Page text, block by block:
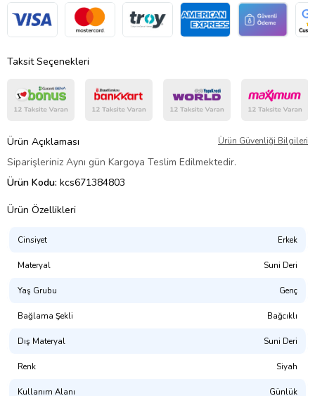
Taksit Seçenekleri
Ürün Açıklaması Ürün Güvenliği Bilgileri
Siparişleriniz Aynı gün Kargoya Teslim Edilmektedir.
Ürün Kodu: kcs671384803
Ürün Özellikleri
Cinsiyet Erkek
Materyal Suni Deri
Yaş Grubu Genç
Bağlama Şekli Bağcıklı
Dış Materyal Suni Deri
Renk Siyah
Kullanım Alanı Günlük